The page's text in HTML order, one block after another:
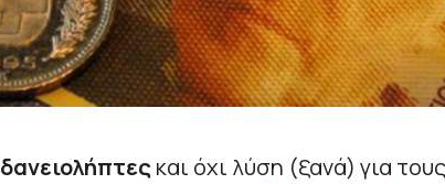
δανειολήπτεςκαι όχι λύση (ξανά) για